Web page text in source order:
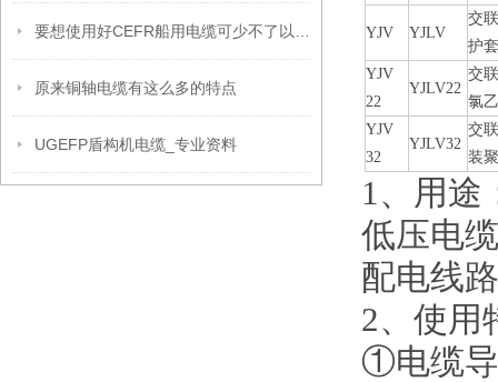
原来铜轴电缆有这么多的特点
UGEFP盾构机电缆_专业资料
YJV YJLV
交
护
YJV
22
YJLV22
交
氯
YJV
32
YJLV32
交
装
1、用途
低压电
配电线
2、使用
①电缆